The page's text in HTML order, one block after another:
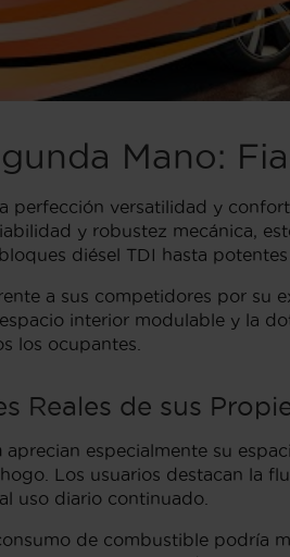
Mano:
perfección versatilidad y
y robustez mecánica,
diésel TDI hasta
a sus competidores por su
interior modulable y la
los ocupantes.
Reales de sus
aprecian especialmente su
Los usuarios destacan la
uso diario continuado.
de combustible podría